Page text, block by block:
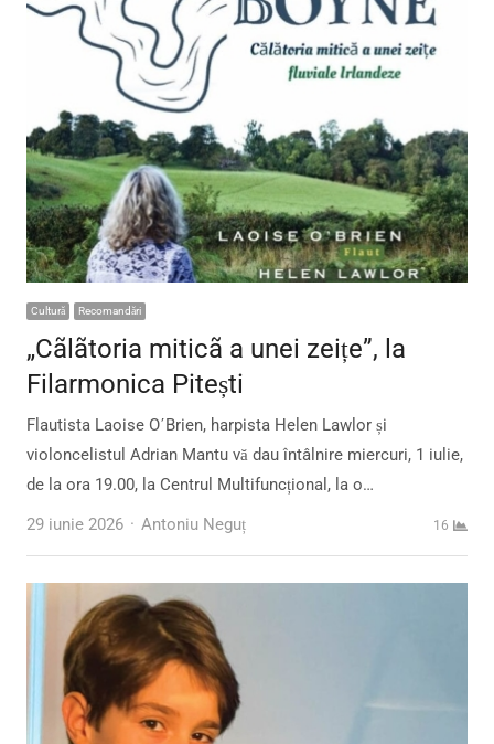
Cultură Recomandări
„Cãlãtoria miticã a unei zeițe”, la
Filarmonica Pitești
Flautista Laoise O΄Brien, harpista Helen Lawlor și
violoncelistul Adrian Mantu vă dau întâlnire miercuri, 1 iulie,
de la ora 19.00, la Centrul Multifuncțional, la o…
29 iunie 2026
Author
Antoniu Neguț 16